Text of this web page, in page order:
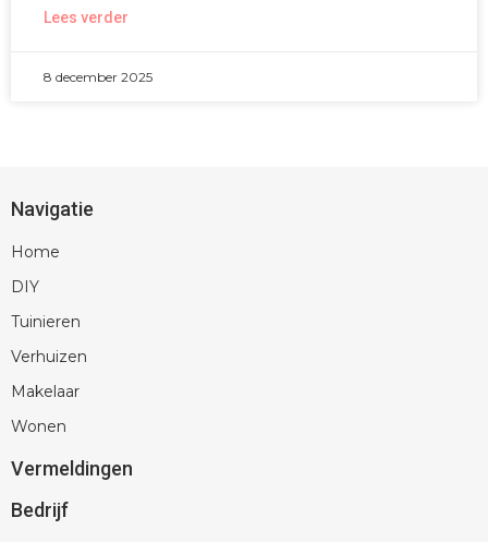
Lees verder
8 december 2025
Navigatie
Home
DIY
Tuinieren
Verhuizen
Makelaar
Wonen
Vermeldingen
Bedrijf